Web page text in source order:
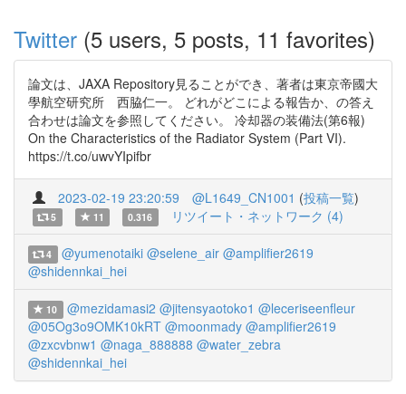
Twitter (5 users, 5 posts, 11 favorites)
論文は、JAXA Repository見ることができ、著者は東京帝國大
學航空研究所 西脇仁一。 どれがどこによる報告か、の答え
合わせは論文を参照してください。 冷却器の装備法(第6報)
On the Characteristics of the Radiator System (Part VI).
https://t.co/uwvYIpifbr
2023-02-19 23:20:59 @L1649_CN1001 (投稿一覧)
5 11 0.316 リツイート・ネットワーク (4)
4 @yumenotaiki @selene_air @amplifier2619
@shidennkai_hei
10 @mezidamasi2 @jitensyaotoko1 @leceriseenfleur
@05Og3o9OMK10kRT @moonmady @amplifier2619
@zxcvbnw1 @naga_888888 @water_zebra
@shidennkai_hei